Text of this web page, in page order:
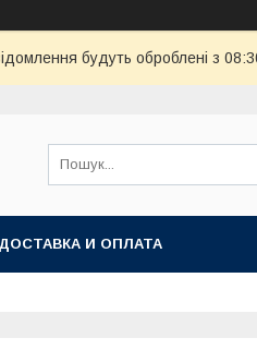
будуть оброблені з
ДОСТАВКА И ОПЛАТА